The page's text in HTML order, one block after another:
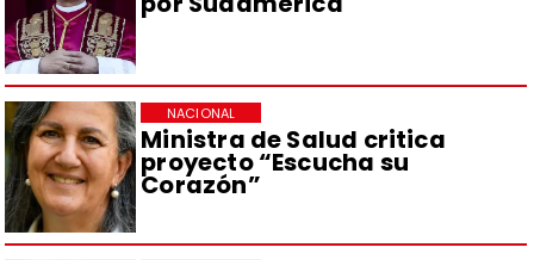
Ministra de Salud critica
proyecto “Escucha su
Corazón”
NACIONAL